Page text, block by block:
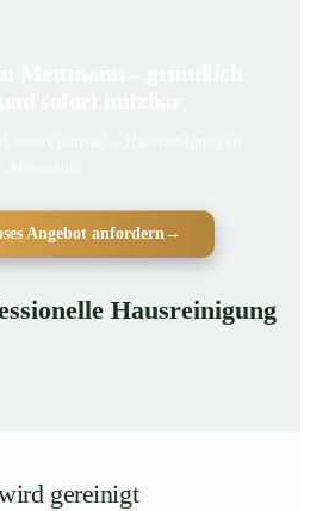
Angebot anfordern→
Hausreinigung
gereinigt